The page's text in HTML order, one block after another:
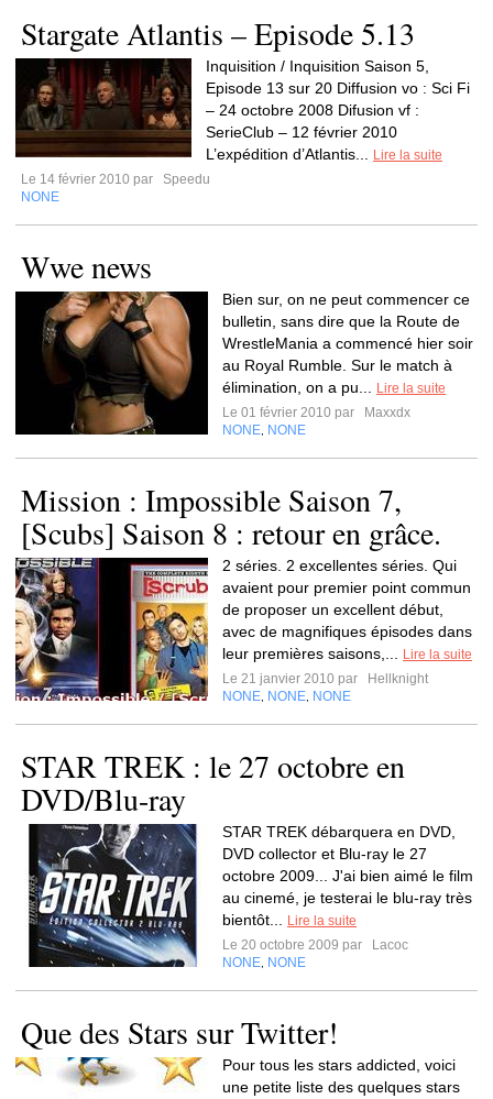
Stargate Atlantis – Episode 5.13
Inquisition / Inquisition Saison 5,
Episode 13 sur 20 Diffusion vo : Sci Fi
– 24 octobre 2008 Difusion vf :
SerieClub – 12 février 2010
L’expédition d’Atlantis...
Lire la suite
Le 14 février 2010 par
Speedu
NONE
Wwe news
Bien sur, on ne peut commencer ce
bulletin, sans dire que la Route de
WrestleMania a commencé hier soir
au Royal Rumble. Sur le match à
élimination, on a pu...
Lire la suite
Le 01 février 2010 par
Maxxdx
NONE NONE
Mission : Impossible Saison 7,
[Scubs] Saison 8 : retour en grâce.
2 séries. 2 excellentes séries. Qui
avaient pour premier point commun
de proposer un excellent début,
avec de magnifiques épisodes dans
leur premières saisons,...
Lire la suite
Le 21 janvier 2010 par
Hellknight
NONE NONE NONE
STAR TREK : le 27 octobre en
DVD/Blu-ray
STAR TREK débarquera en DVD,
DVD collector et Blu-ray le 27
octobre 2009... J'ai bien aimé le film
au cinemé, je testerai le blu-ray très
bientôt...
Lire la suite
Le 20 octobre 2009 par
Lacoc
NONE NONE
Que des Stars sur Twitter!
Pour tous les stars addicted, voici
une petite liste des quelques stars